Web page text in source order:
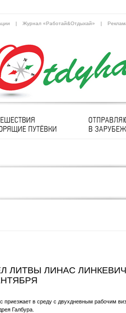
| Журнал «Работай&Отдыхай» |
ЛИТВЫ ЛИНАС
приезжает в среду с двухдневным рабочим
Галбура.